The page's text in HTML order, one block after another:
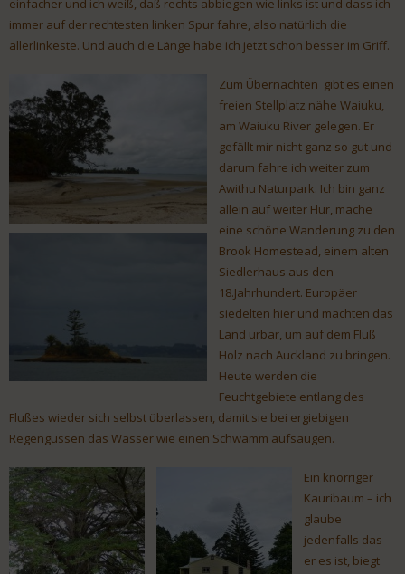
einfacher und ich weiß, daß rechts abbiegen wie links ist und dass ich
immer auf der rechtesten linken Spur fahre, also natürlich die
allerlinkeste. Und auch die Länge habe ich jetzt schon besser im Griff.
Zum Übernachten gibt es einen
freien Stellplatz nähe Waiuku,
am Waiuku River gelegen. Er
gefällt mir nicht ganz so gut und
darum fahre ich weiter zum
Awithu Naturpark. Ich bin ganz
allein auf weiter Flur, mache
eine schöne Wanderung zu den
Brook Homestead, einem alten
Siedlerhaus aus den
18.Jahrhundert. Europäer
siedelten hier und machten das
Land urbar, um auf dem Fluß
Holz nach Auckland zu bringen.
Heute werden die
Feuchtgebiete entlang des
Flußes wieder sich selbst überlassen, damit sie bei ergiebigen
Regengüssen das Wasser wie einen Schwamm aufsaugen.
Ein knorriger
Kauribaum – ich
glaube
jedenfalls das
er es ist, biegt